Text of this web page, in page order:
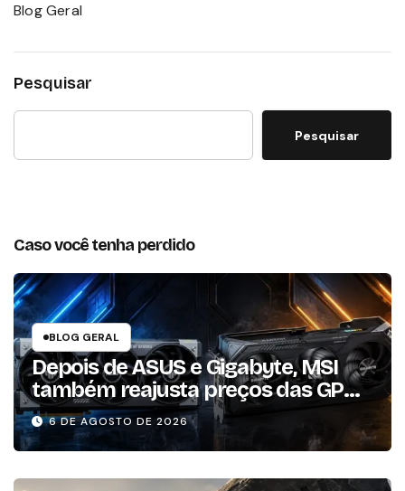
Blog Geral
Pesquisar
Pesquisar
Caso você tenha perdido
BLOG GERAL
Depois de ASUS e Gigabyte, MSI
também reajusta preços das GPUs
em mais de 20%
6 DE AGOSTO DE 2026